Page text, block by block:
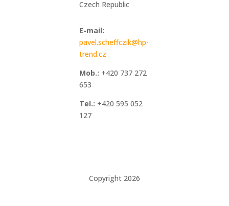
Czech Republic
E-mail:
pavel.scheffczik@hp-
trend.cz
Mob.: +420 737 272
653
Tel.: +420 595 052
127
Copyright 2026